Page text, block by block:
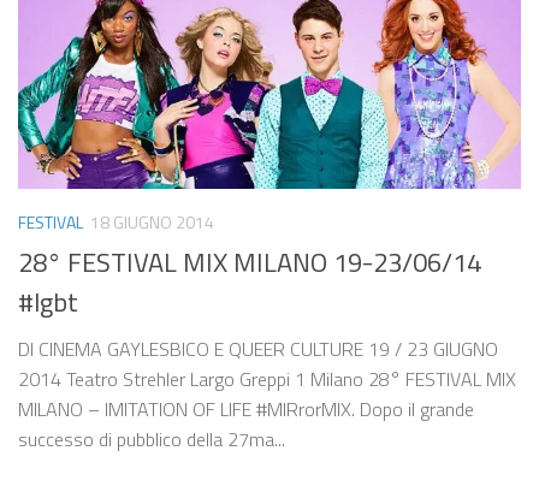
FESTIVAL 18 GIUGNO 2014
28° FESTIVAL MIX MILANO 19-23/06/14
#lgbt
DI CINEMA GAYLESBICO E QUEER CULTURE 19 / 23 GIUGNO
2014 Teatro Strehler Largo Greppi 1 Milano 28° FESTIVAL MIX
MILANO – IMITATION OF LIFE ‪#‎MIRrorMIX‬. Dopo il grande
successo di pubblico della 27ma...